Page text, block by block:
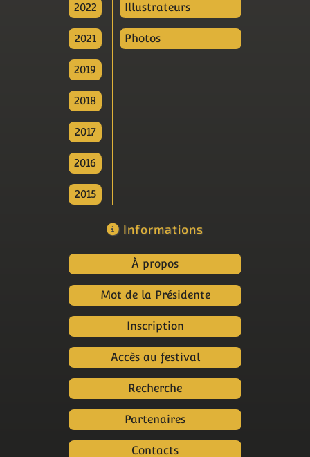
2022
2021
2019
2018
2017
2016
2015
Illustrateurs
Photos
Informations
À propos
Mot de la Présidente
Inscription
Accès au festival
Recherche
Partenaires
Contacts